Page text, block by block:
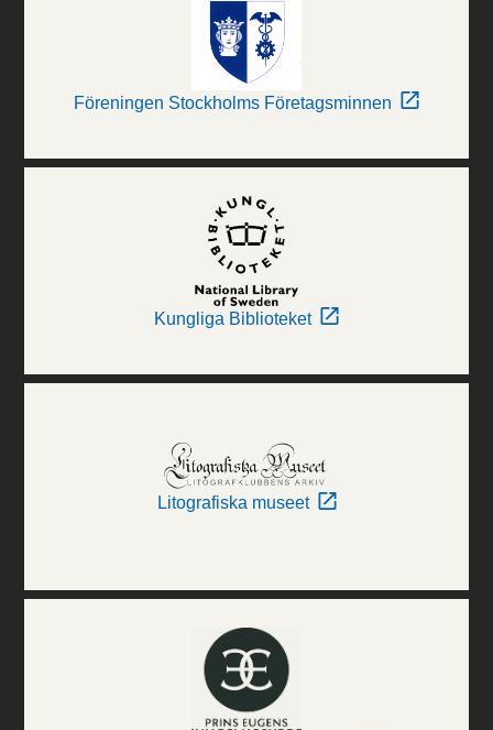
Föreningen Stockholms Företagsminnen
Kungliga Biblioteket
Litografiska museet